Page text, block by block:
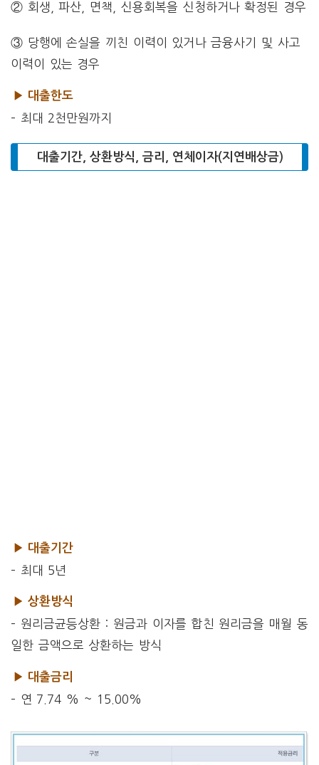
② 회생, 파산, 면책, 신용회복을 신청하거나 확정된 경우
③ 당행에 손실을 끼친 이력이 있거나 금융사기 및 사고
이력이 있는 경우
▶ 대출한도
– 최대 2천만원까지
대출기간, 상환방식, 금리, 연체이자(지연배상금)
▶ 대출기간
– 최대 5년
▶ 상환방식
– 원리금균등상환 : 원금과 이자를 합친 원리금을 매월 동
일한 금액으로 상환하는 방식
▶ 대출금리
– 연 7.74 % ~ 15.00%